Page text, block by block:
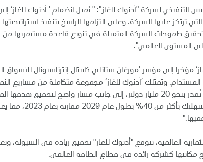
التنفيذي لشركة "أدنوك للغاز": " يُمثل انضمام ’ أدنوك
ترتكز عليها الشركة، وعلى التزامها الراسخ بتنفيذ
طموحات الشركة المتمثلة في تنويع قاعدة مستثمريها من
المستوى العالمي".
مؤخراً إلى مؤشر ’مورغان ستانلي كابيتال إنترناشيونال
وتمتلك ’أدنوك للغاز‘ مجموعة متكاملة من مشاريع النمو
تتضمن خططاً للمصاريف الرأسمالية بقيمة إجمالية تُقدر بنحو 20 مليار دولار، إلى جانب مسار واضح
الأرباح قبل خصم الفوائد والضرائب
العالمية، تتوقع "أدنوك للغاز" تحقيق زيادة في السيولة،
مكانتها كشركة رائدة في قطاع الطاقة العالمي.